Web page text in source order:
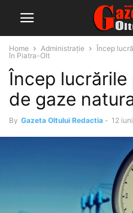
Home Administrație
Încep
în Piatra-Olt
Încep lucrările
de gaze
By Gazeta Oltului Redactia - 12